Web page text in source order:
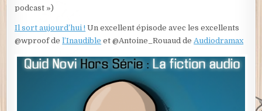
podcast »)
Il sort aujourd’hui ! Un excellent épisode avec les excellents
@wproof del’Inaudible et @Antoine_Rouaud deAudiodramax